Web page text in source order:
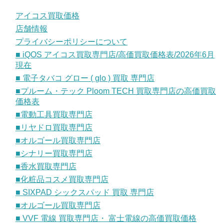
アイコス買取価格
店舗情報
プライバシーポリシーについて
■ iQOS アイコス買取専門店/高価買取価格表/2026年6月
現在
■ 電子タバコ グロー ( glo ) 買取 専門店
■プルーム・テック Ploom TECH 買取専門店の高価買取
価格表
■電動工具買取専門店
■リヤドロ買取専門店
■オルゴール買取専門店
■シナリー買取専門店
■香水買取専門店
■化粧品コスメ買取専門店
■ SIXPAD シックスパッド 買取 専門店
■オルゴール買取専門店
■ VVF 電線 買取専門店・ 富士電線の高価買取価格